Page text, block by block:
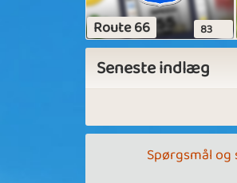
Route 66 83
Seneste indlæg
Spørgsmål og